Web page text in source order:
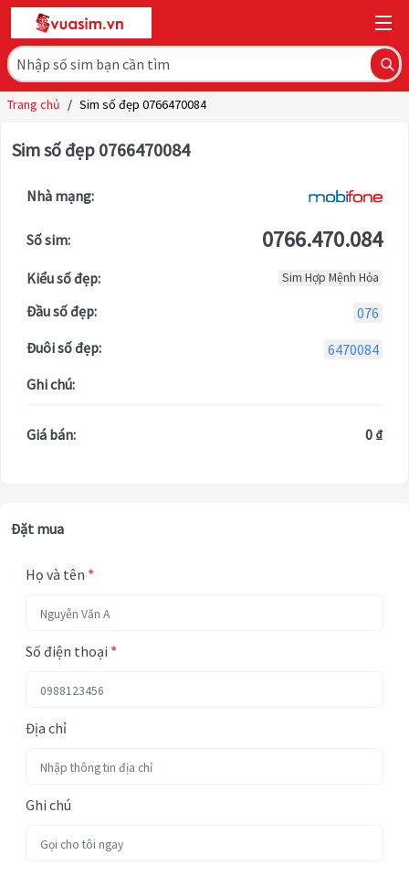
Trang chủ / Sim số đẹp 0766470084
Sim số đẹp 0766470084
Nhà mạng:
Số sim: 0766.470.084
Kiểu số đẹp: Sim Hợp Mệnh Hỏa
Đầu số đẹp:
076
Đuôi số đẹp:
6470084
Ghi chú:
Giá bán: 0 ₫
Đặt mua
Họ và tên *
Số điện thoại *
Địa chỉ
Ghi chú